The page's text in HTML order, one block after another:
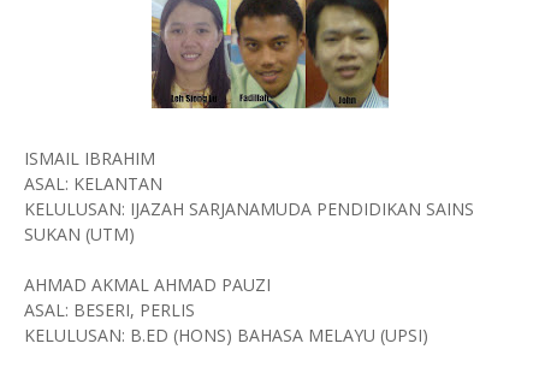
ISMAIL IBRAHIM
ASAL: KELANTAN
KELULUSAN: IJAZAH SARJANAMUDA PENDIDIKAN SAINS
SUKAN (UTM)
AHMAD AKMAL AHMAD PAUZI
ASAL: BESERI, PERLIS
KELULUSAN: B.ED (HONS) BAHASA MELAYU (UPSI)